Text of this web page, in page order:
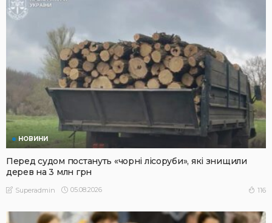
НОВИНИ
Перед судом постануть «чорні лісоруби», які знищили
дерев на 3 млн грн
Superadmin 05.08.2026 116